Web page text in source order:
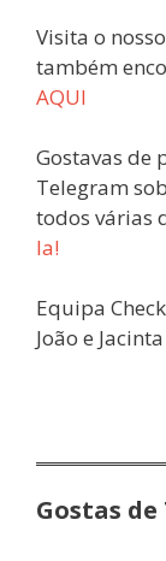
Visita o
também
AQUI
Gostavas de
Telegram
todos várias
la!
Equipa
João e Jacinta
Gostas